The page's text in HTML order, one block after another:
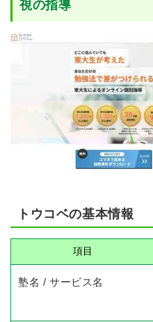
視の指導
トウコベの基本情報
項目
塾名 / サービス名